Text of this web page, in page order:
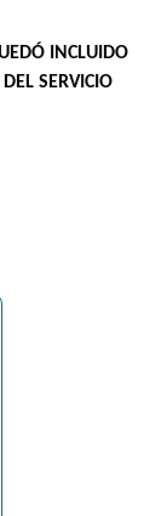
INCLUIDO
SERVICIO